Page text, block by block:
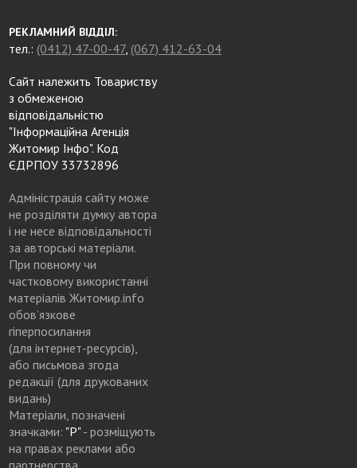
РЕКЛАМНИЙ ВІДДІЛ:
тел.: (0412) 47-00-47, (067) 412-63-04
Сайт належить Товариству
з обмеженою
відповідальністю
"Інформаційна Агенція
Житомир Інфо". Код
ЄДРПОУ 33732896
Адміністрація сайту може
не розділяти думку автора
і не несе відповідальності
за авторські матеріали.
При повному чи
частковому використанні
матеріалів Житомир.info
обов’язкове
гіперпосилання
(для інтернет-ресурсів),
або письмова згода
редакції (для друкованих
видань)
Матеріали, позначені
значками: "Р"- розміщують
на правах реклами або
партнерства